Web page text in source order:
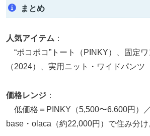
まとめ
人気アイテム ：
“ポコポコ”トート（PINKY）、固定
（2024）、実用ニット・ワイドパンツ
価格レンジ ：
低価格＝PINKY（5,500〜6,600円）
base・olaca（約22,000円）で住み分け